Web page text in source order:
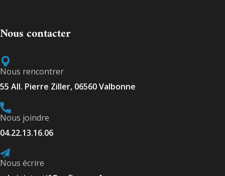
Nous contacter
Nous rencontrer
55 All. Pierre Ziller, 06560 Valbonne
Nous joindre
04.22.13.16.06
Nous écrire